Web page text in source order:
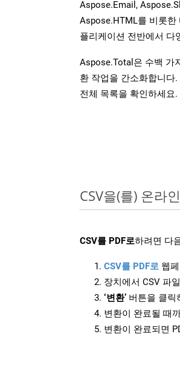
Aspose.Email,
Aspose.HTML를 비롯한
플리케이션 전반에서 다
Aspose.Total은 수백 가
환 작업을 간소화합니다.
전체 목록을 확인하세요.
CSV을(를) 온라
CSV를 PDF로하려면 다
CSV를 PDF로 웹
장치에서 CSV 파
‘변환’ 버튼을 클릭
변환이 완료될 때
변환이 완료되면